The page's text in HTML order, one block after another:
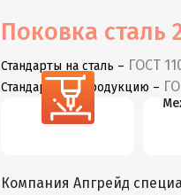
Поковка сталь
Стандарты на сталь – ГОСТ
Стандарты на продукцию –
Резка
Компания Апгрейд